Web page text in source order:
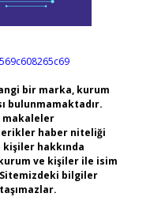
bir marka, kurum
bulunmamaktadır.
makaleler
haber niteliği
hakkında
ve kişiler ile isim
bilgiler